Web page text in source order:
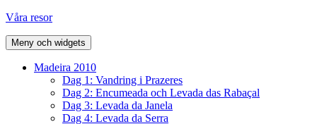
Hoppa
innehåll
Våra resor
Meny och widgets
Madeira 2010
Dag 1: Vandring i Prazeres
Dag 2: Encumeada och Levada das Rabaçal
Dag 3: Levada da Janela
Dag 4: Levada da Serra